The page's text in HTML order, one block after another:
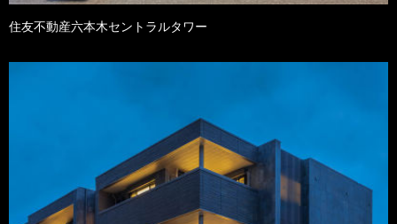
住友不動産六本木セントラルタワー